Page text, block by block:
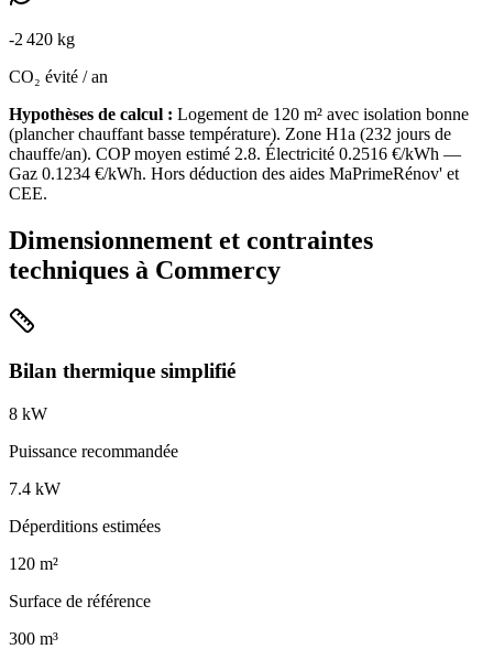
-2 420 kg
CO₂ évité / an
Hypothèses de calcul : Logement de 120 m² avec isolation bonne
(plancher chauffant basse température). Zone H1a (232 jours de
chauffe/an). COP moyen estimé 2.8. Électricité 0.2516 €/kWh —
Gaz 0.1234 €/kWh. Hors déduction des aides MaPrimeRénov' et
CEE.
Dimensionnement et contraintes
techniques à Commercy
Bilan thermique simplifié
8 kW
Puissance recommandée
7.4 kW
Déperditions estimées
120 m²
Surface de référence
300 m³